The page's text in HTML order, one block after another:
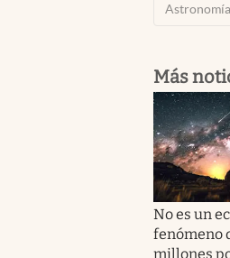
Astronomía
Más
No es un
fenómeno
millones